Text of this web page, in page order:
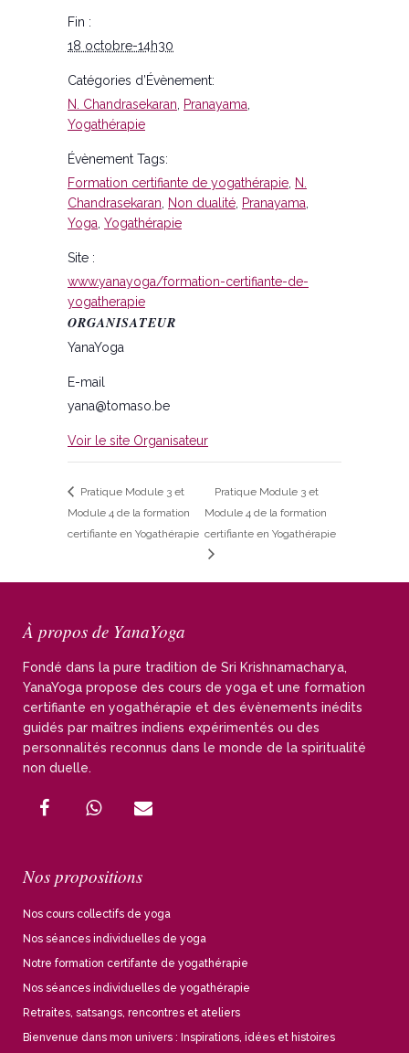
Fin :
18 octobre-14h30
Catégories d’Évènement:
N. Chandrasekaran
Pranayama
Yogathérapie
Évènement Tags:
Formation certifiante de yogathérapie N.
Chandrasekaran
Non dualité Pranayama
Yoga Yogathérapie
Site :
www.yanayoga/formation-certifiante-de-
yogatherapie
ORGANISATEUR
YanaYoga
E-mail
yana@tomaso.be
Voir le site Organisateur
Pratique Module 3 et
Module 4 de la formation
certifiante en Yogathérapie
Pratique Module 3 et
Module 4 de la formation
certifiante en Yogathérapie
À propos de YanaYoga
Fondé dans la pure tradition de Sri Krishnamacharya,
YanaYoga propose des cours de yoga et une formation
certifiante en yogathérapie et des évènements inédits
guidés par maîtres indiens expérimentés ou des
personnalités reconnus dans le monde de la spiritualité
non duelle.
Nos propositions
Nos cours collectifs de yoga
Nos séances individuelles de yoga
Notre formation certifante de yogathérapie
Nos séances individuelles de yogathérapie
Retraites, satsangs, rencontres et ateliers
Bienvenue dans mon univers : Inspirations, idées et histoires